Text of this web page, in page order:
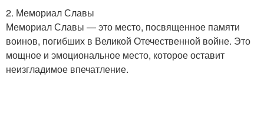
2. Мемориал Славы
Мемориал Славы — это место, посвященное памяти
воинов, погибших в Великой Отечественной войне. Это
мощное и эмоциональное место, которое оставит
неизгладимое впечатление.